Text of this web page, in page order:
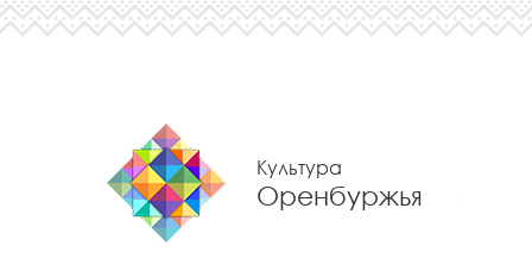
Культура
Оренбуржья